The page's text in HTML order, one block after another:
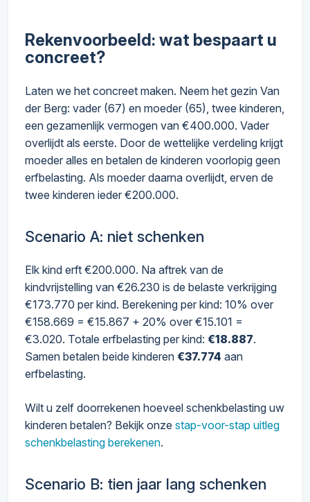
Rekenvoorbeeld: wat bespaart u
concreet?
Laten we het concreet maken. Neem het gezin Van
der Berg: vader (67) en moeder (65), twee kinderen,
een gezamenlijk vermogen van €400.000. Vader
overlijdt als eerste. Door de wettelijke verdeling krijgt
moeder alles en betalen de kinderen voorlopig geen
erfbelasting. Als moeder daarna overlijdt, erven de
twee kinderen ieder €200.000.
Scenario A: niet schenken
Elk kind erft €200.000. Na aftrek van de
kindvrijstelling van €26.230 is de belaste verkrijging
€173.770 per kind. Berekening per kind: 10% over
€158.669 = €15.867 + 20% over €15.101 =
€3.020. Totale erfbelasting per kind: €18.887.
Samen betalen beide kinderen €37.774 aan
erfbelasting.
Wilt u zelf doorrekenen hoeveel schenkbelasting uw
kinderen betalen? Bekijk onze stap-voor-stap uitleg
schenkbelasting berekenen.
Scenario B: tien jaar lang schenken